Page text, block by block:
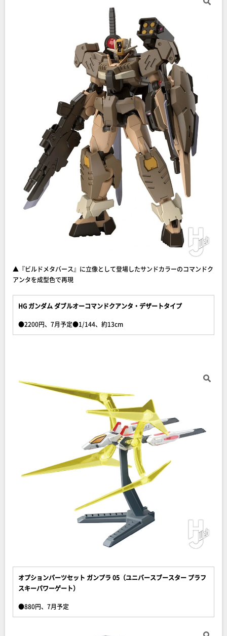
▲『ビルドメタバース』に立像として登場したサンドカラーのコマンドク
アンタを成型色で再現
HG ガンダム ダブルオーコマンドクアンタ・デザートタイプ
●2200円、7月予定●1/144、約13cm
オプションパーツセット ガンプラ 05（ユニバースブースター プラフ
スキーパワーゲート）
●880円、7月予定